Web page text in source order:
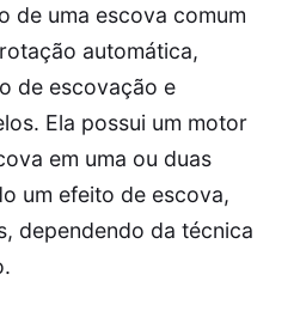
de uma escova comum
automática,
de escovação e
Ela possui um motor
em uma ou duas
um efeito de escova,
dependendo da técnica